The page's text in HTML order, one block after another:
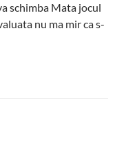
schimba Mata jocul
nu ma mir ca s-